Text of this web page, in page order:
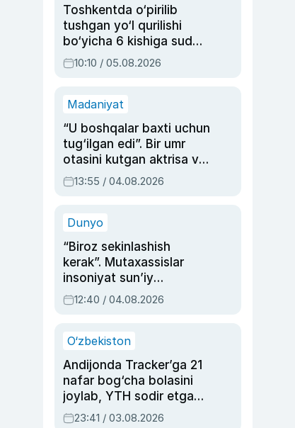
Toshkentda o‘pirilib
tushgan yo‘l qurilishi
bo‘yicha 6 kishiga sud
hukmi o‘qildi
10:10 / 05.08.2026
Madaniyat
“U boshqalar baxti uchun
tug‘ilgan edi”. Bir umr
otasini kutgan aktrisa va
dublyaj ustasi Rimma
Ahmedovaning
13:55 / 04.08.2026
Dunyo
“Biroz sekinlashish
kerak”. Mutaxassislar
insoniyat sun’iy
intellektni boshqara
olmay qolishidan xavotir
12:40 / 04.08.2026
O‘zbekiston
Andijonda Tracker’ga 21
nafar bog‘cha bolasini
joylab, YTH sodir etgan
ayolga sud hukmi o‘qildi
23:41 / 03.08.2026